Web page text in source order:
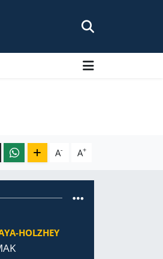
A- A+
HOLZHEY